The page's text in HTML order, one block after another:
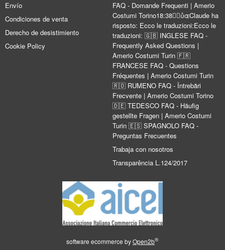
Envío
Condiciones de venta
Derecho de desistimiento
Cookie Policy
FAQ - Domande Frequenti | Amerio
Costumi Torino18:38Claude ha
risposto: Ecco le traduzioni:Ecco le
traduzioni: 🇬🇧 INGLESE FAQ -
Frequently Asked Questions |
Amerio Costumi Turin 🇫🇷
FRANCESE FAQ - Questions
Fréquentes | Amerio Costumi Turin
🇷🇴 RUMENO FAQ - Întrebări
Frecvente | Amerio Costumi Torino
🇩🇪 TEDESCO FAQ - Häufig
gestellte Fragen | Amerio Costumi
Turin 🇪🇸 SPAGNOLO FAQ -
Preguntas Frecuentes
Trabaja con nosotros
Transparência L.124/2017
software ecommerce byOpen2b®